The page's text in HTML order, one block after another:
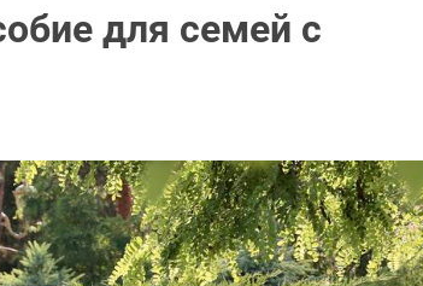
для семей с